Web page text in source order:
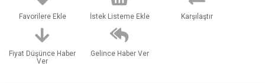
Favorilere Ekle İstek Listeme Ekle Karşılaştır
Fiyat Düşünce Haber
Ver
Gelince Haber Ver